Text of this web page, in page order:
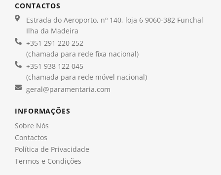
CONTACTOS
Estrada do Aeroporto, nº 140, loja 6 9060-382 Funchal
Ilha da Madeira
+351 291 220 252
(chamada para rede fixa nacional)
+351 938 122 045
(chamada para rede móvel nacional)
geral@paramentaria.com
INFORMAÇÕES
Sobre Nós
Contactos
Política de Privacidade
Termos e Condições